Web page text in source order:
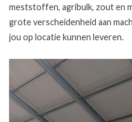
meststoffen, agribulk, zout en
grote verscheidenheid aan
jou op locatie kunnen leveren.